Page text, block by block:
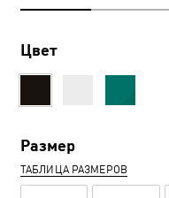
Цвет
Размер
ТАБЛИЦА РАЗМЕРОВ